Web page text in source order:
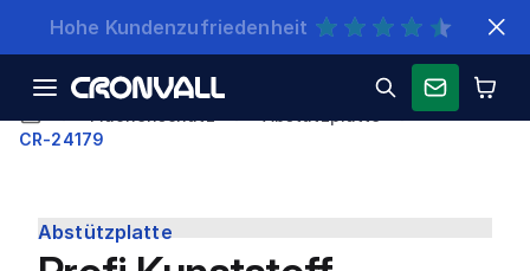
Schnelle Lieferung
CR-24179
Abstützplatte